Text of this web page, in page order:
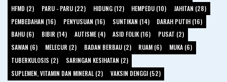
HFMD (2)
PARU - PARU (22) HIDUNG (12) HEMPEDU (10)
JAHITAN (28)
PEMBEDAHAN (16)
PENYUSUAN (16) SUNTIKAN (14)
DARAH PUTIH (16)
BAHU (6)
BIBIR (14) AUTISME (4) ASID FOLIK (16)
PUSAT (2)
SAWAN (6)
MELECUR (2) BADAN BERBAU (2) RUAM (6)
MUKA (6)
TUBERKULOSIS (2)
SARINGAN KESIHATAN (2)
SUPLEMEN, VITAMIN DAN MINERAL (2)
VAKSIN DENGGI (52)